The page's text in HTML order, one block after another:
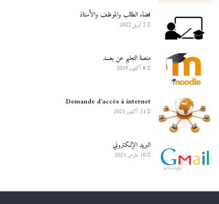
فضاء الطالب والموظف والأستاذ
2 أبريل 2022
منصة التعليم عن بعـــد
8 أكتوبر 2019
Demande d’accès à internet
31 أكتوبر 2021
البريد الإلكتروني
10 مارس 2021